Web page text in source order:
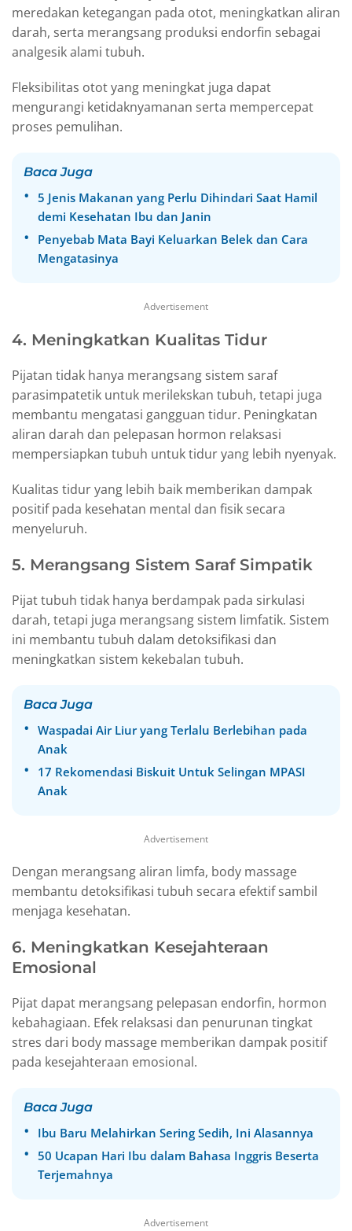
meredakan ketegangan pada otot, meningkatkan aliran
darah, serta merangsang produksi endorfin sebagai
analgesik alami tubuh.
Fleksibilitas otot yang meningkat juga dapat
mengurangi ketidaknyamanan serta mempercepat
proses pemulihan.
Baca Juga
5 Jenis Makanan yang Perlu Dihindari Saat Hamil
demi Kesehatan Ibu dan Janin
Penyebab Mata Bayi Keluarkan Belek dan Cara
Mengatasinya
Advertisement
4. Meningkatkan Kualitas Tidur
Pijatan tidak hanya merangsang sistem saraf
parasimpatetik untuk merilekskan tubuh, tetapi juga
membantu mengatasi gangguan tidur. Peningkatan
aliran darah dan pelepasan hormon relaksasi
mempersiapkan tubuh untuk tidur yang lebih nyenyak.
Kualitas tidur yang lebih baik memberikan dampak
positif pada kesehatan mental dan fisik secara
menyeluruh.
5. Merangsang Sistem Saraf Simpatik
Pijat tubuh tidak hanya berdampak pada sirkulasi
darah, tetapi juga merangsang sistem limfatik. Sistem
ini membantu tubuh dalam detoksifikasi dan
meningkatkan sistem kekebalan tubuh.
Baca Juga
Waspadai Air Liur yang Terlalu Berlebihan pada
Anak
17 Rekomendasi Biskuit Untuk Selingan MPASI
Anak
Advertisement
Dengan merangsang aliran limfa, body massage
membantu detoksifikasi tubuh secara efektif sambil
menjaga kesehatan.
6. Meningkatkan Kesejahteraan
Emosional
Pijat dapat merangsang pelepasan endorfin, hormon
kebahagiaan. Efek relaksasi dan penurunan tingkat
stres dari body massage memberikan dampak positif
pada kesejahteraan emosional.
Baca Juga
Ibu Baru Melahirkan Sering Sedih, Ini Alasannya
50 Ucapan Hari Ibu dalam Bahasa Inggris Beserta
Terjemahnya
Advertisement